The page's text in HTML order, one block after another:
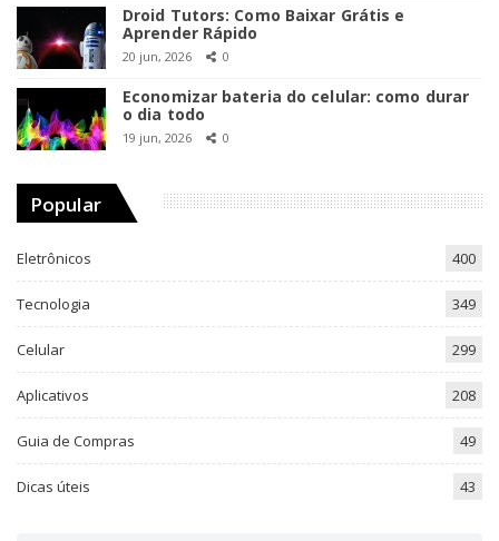
Droid Tutors: Como Baixar Grátis e
Aprender Rápido
20 jun, 2026 0
Economizar bateria do celular: como durar
o dia todo
19 jun, 2026 0
Popular
Eletrônicos 400
Tecnologia 349
Celular 299
Aplicativos 208
Guia de Compras 49
Dicas úteis 43